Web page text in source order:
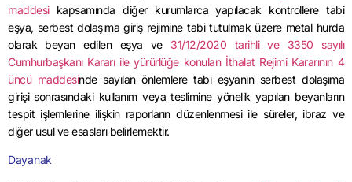
maddesikapsamında diğer kurumlarca yapılacak kontrollere tabi
eşya, serbest dolaşıma giriş rejimine tabi tutulmak üzere metal hurda
olarak beyan edilen eşya ve 31/12/2020 tarihli ve 3350 sayılı
Cumhurbaşkanı Kararı ile yürürlüğe konulan İthalat Rejimi Kararının 4
üncü maddesinde sayılan önlemlere tabi eşyanın serbest dolaşıma
girişi sonrasındaki kullanım veya teslimine yönelik yapılan beyanların
tespit işlemlerine ilişkin raporların düzenlenmesi ile süreler, ibraz ve
diğer usul ve esasları belirlemektir.
Dayanak